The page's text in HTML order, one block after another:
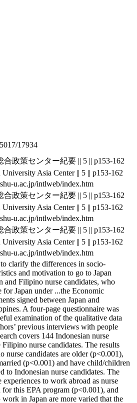
17934
政策センター紀要 || 5 || p153-162
Asia Center || 5 || p153-162
u.ac.jp/intlweb/index.htm
政策センター紀要 || 5 || p153-162
Asia Center || 5 || p153-162
u.ac.jp/intlweb/index.htm
政策センター紀要 || 5 || p153-162
Asia Center || 5 || p153-162
u.ac.jp/intlweb/index.htm
clarify the differences in socio-
and motivation to go to Japan
and Filipino nurse candidates, who
for Japan under ...the Economic
signed between Japan and
A four-page questionnaire was
examination of the qualitative data
previous interviews with people
covers 144 Indonesian nurse
Filipino nurse candidates. The results
nurse candidates are older (p<0.001),
(p<0.001) and have child/children
to Indonesian nurse candidates. The
experiences to work abroad as nurse
for this EPA program (p<0.001), and
in Japan are more varied that the